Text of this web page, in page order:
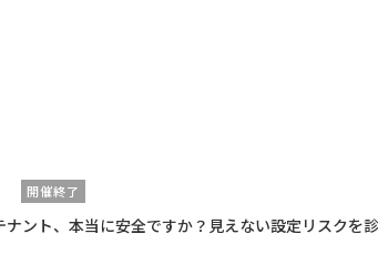
開催終了
ント、本当に安全ですか？見えない設定リスクを